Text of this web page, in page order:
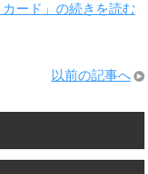
ード」の続きを読む
以前の記事へ